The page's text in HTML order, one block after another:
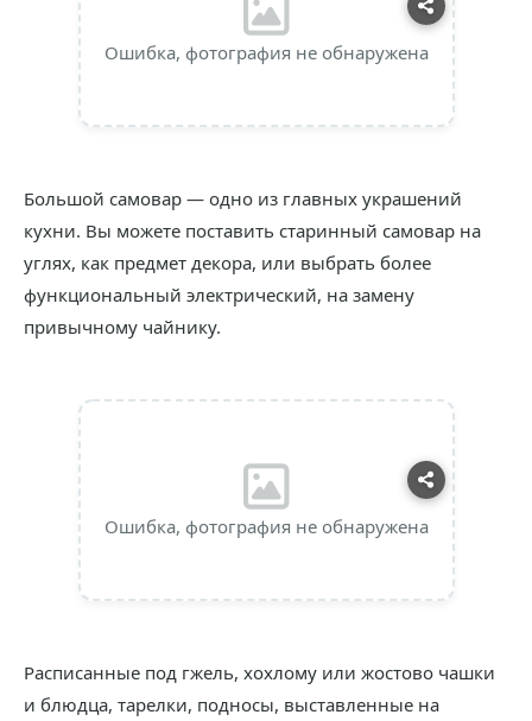
Ошибка, фотография не обнаружена
Большой самовар — одно из главных украшений
кухни. Вы можете поставить старинный самовар на
углях, как предмет декора, или выбрать более
функциональный электрический, на замену
привычному чайнику.
Ошибка, фотография не обнаружена
Расписанные под гжель, хохлому или жостово чашки
и блюдца, тарелки, подносы, выставленные на